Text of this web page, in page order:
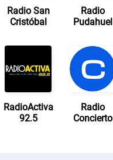
Radio San
Cristóbal
Radio
Pudahuel
RadioActiva
92.5
Radio
Concierto